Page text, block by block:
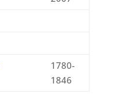
1780-
1846